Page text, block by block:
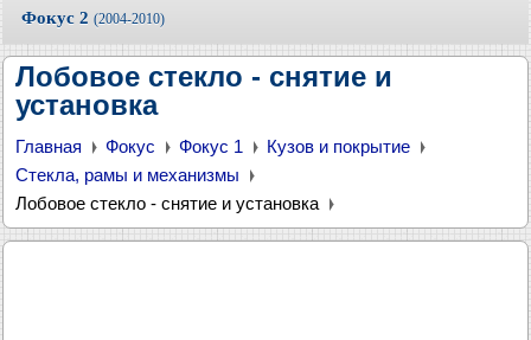
Фокус 2 (2004-2010)
Лобовое стекло - снятие и
установка
Главная Фокус Фокус 1
Кузов и покрытие
Стекла, рамы и механизмы
Лобовое стекло - снятие и установка